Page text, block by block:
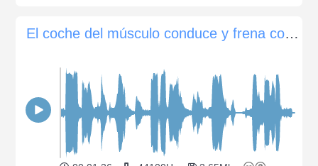
El coche del músculo conduce y frena con un patinazo